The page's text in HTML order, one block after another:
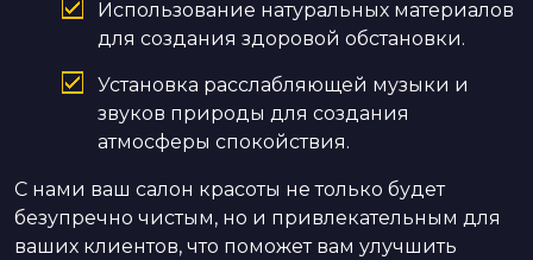
Использование натуральных материалов
для создания здоровой обстановки.
Установка расслабляющей музыки и
звуков природы для создания
атмосферы спокойствия.
С нами ваш салон красоты не только будет
безупречно чистым, но и привлекательным для
ваших клиентов, что поможет вам улучшить